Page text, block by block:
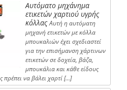
Αυτόματο μηχάνημα
ετικετών χαρτιού υγρής
κόλλας Αυτή η αυτόματη
μηχανή ετικετών με κόλλα
μπουκαλιών έχει σχεδιαστεί
για την επισήμανση χάρτινων
ετικετών σε δοχεία, βάζα,
μπουκάλια και κάθε είδους
πρέπει να βάλει χαρτί […]